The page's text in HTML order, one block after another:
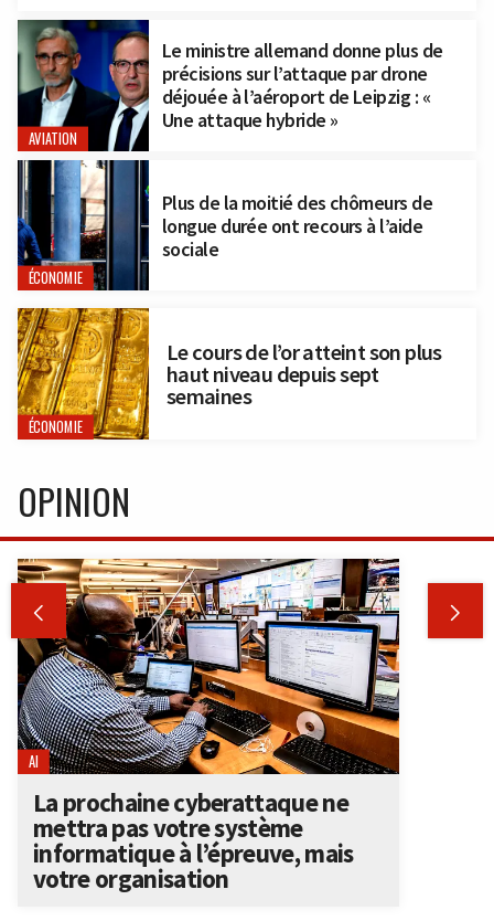
AVIATION
Le ministre allemand donne plus de
précisions sur l’attaque par drone
déjouée à l’aéroport de Leipzig : «
Une attaque hybride »
ÉCONOMIE
Plus de la moitié des chômeurs de
longue durée ont recours à l’aide
sociale
ÉCONOMIE
Le cours de l’or atteint son plus
haut niveau depuis sept
semaines
OPINION
 
AI
La prochaine cyberattaque ne
mettra pas votre système
informatique à l’épreuve, mais
votre organisation